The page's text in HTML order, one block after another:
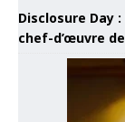
Disclosure Day
chef-d’œuvre